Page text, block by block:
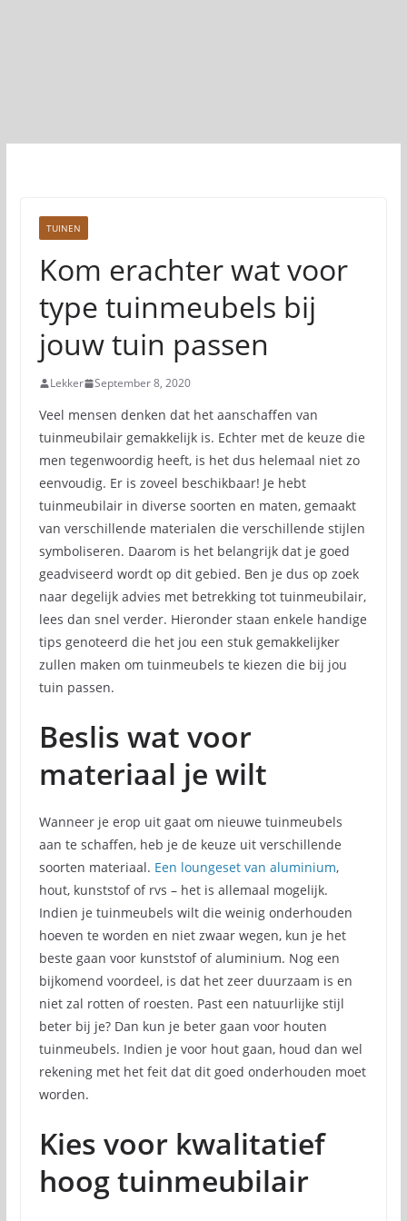
TUINEN
Kom erachter wat voor
type tuinmeubels bij
jouw tuin passen
Lekker September 8, 2020
Veel mensen denken dat het aanschaffen van
tuinmeubilair gemakkelijk is. Echter met de keuze die
men tegenwoordig heeft, is het dus helemaal niet zo
eenvoudig. Er is zoveel beschikbaar! Je hebt
tuinmeubilair in diverse soorten en maten, gemaakt
van verschillende materialen die verschillende stijlen
symboliseren. Daarom is het belangrijk dat je goed
geadviseerd wordt op dit gebied. Ben je dus op zoek
naar degelijk advies met betrekking tot tuinmeubilair,
lees dan snel verder. Hieronder staan enkele handige
tips genoteerd die het jou een stuk gemakkelijker
zullen maken om tuinmeubels te kiezen die bij jou
tuin passen.
Beslis wat voor
materiaal je wilt
Wanneer je erop uit gaat om nieuwe tuinmeubels
aan te schaffen, heb je de keuze uit verschillende
soorten materiaal. Een loungeset van aluminium,
hout, kunststof of rvs – het is allemaal mogelijk.
Indien je tuinmeubels wilt die weinig onderhouden
hoeven te worden en niet zwaar wegen, kun je het
beste gaan voor kunststof of aluminium. Nog een
bijkomend voordeel, is dat het zeer duurzaam is en
niet zal rotten of roesten. Past een natuurlijke stijl
beter bij je? Dan kun je beter gaan voor houten
tuinmeubels. Indien je voor hout gaan, houd dan wel
rekening met het feit dat dit goed onderhouden moet
worden.
Kies voor kwalitatief
hoog tuinmeubilair